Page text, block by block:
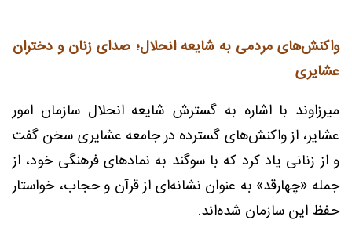
واکنش‌های مردمی به شایعه انحلال؛ صدای زنان و دختران
عشایری
میرزاوند با اشاره به گسترش شایعه انحلال سازمان امور
عشایر، از واکنش‌های گسترده در جامعه عشایری سخن گفت
و از زنانی یاد کرد که با سوگند به نمادهای فرهنگی خود، از
جمله «چهارقد» به عنوان نشانه‌ای از قرآن و حجاب، خواستار
حفظ این سازمان شده‌اند.